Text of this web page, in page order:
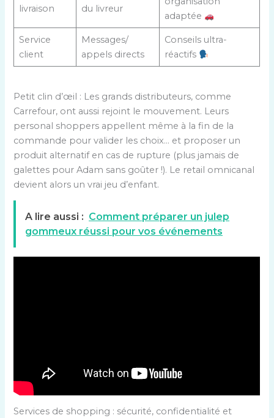
livraison
du livreur
adaptée
Service
client
Messages/
appels directs
Conseils ultra-
réactifs
Petit clin d’œil : Les grands distributeurs, comme
Carrefour, ont aussi rejoint le mouvement. Leurs
personal shoppers appellent même à la fin de la
commande pour valider les choix… et proposer un
produit alternatif en cas de rupture (plus jamais de
galettes pour Adam sans goûter !). Le retail omnicanal
devient alors un vrai jeu d’enfant.
A lire aussi : Comment préparer un julep
gommeux réussi pour vos événements
Services de shopping : sécurité, confidentialité et